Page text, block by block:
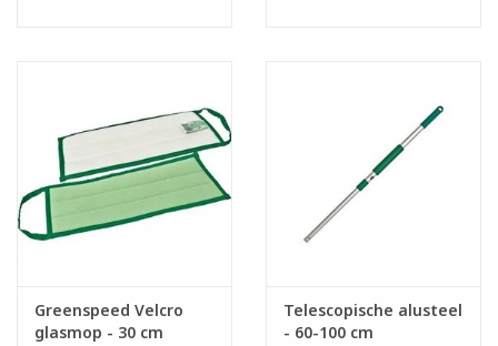
Greenspeed Velcro
glasmop - 30 cm
Telescopische alusteel
- 60-100 cm